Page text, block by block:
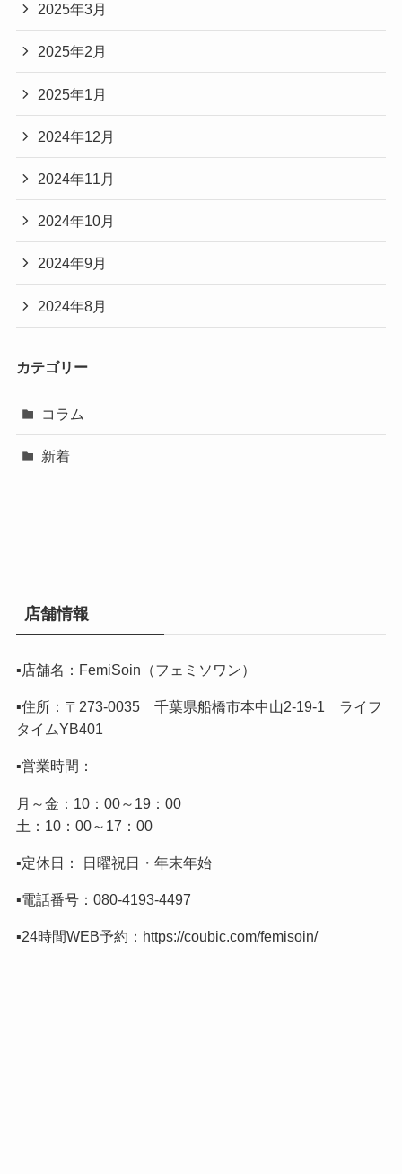
2025年3月
2025年2月
2025年1月
2024年12月
2024年11月
2024年10月
2024年9月
2024年8月
カテゴリー
コラム
新着
店舗情報
▪️店舗名：FemiSoin（フェミソワン）
▪️住所：〒273-0035 千葉県船橋市本中山2-19-1 ライフ
タイムYB401
▪️営業時間：
月～金：10：00～19：00
土：10：00～17：00
▪️定休日： 日曜祝日・年末年始
▪️電話番号： 080-4193-4497
▪️24時間WEB予約： https://coubic.com/femisoin/